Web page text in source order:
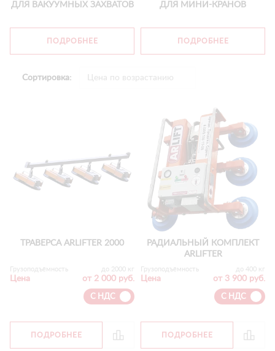
ДЛЯ ВАКУУМНЫХ ЗАХВАТОВ
ПОДРОБНЕЕ
ДЛЯ МИНИ-КРАНОВ
ПОДРОБНЕЕ
Сортировка:
ТРАВЕРСА ARLIFTER 2000
Грузоподъёмность до 2000 кг
Цена от 2 000 руб.
С НДС
ПОДРОБНЕЕ
РАДИАЛЬНЫЙ КОМПЛЕКТ
ARLIFTER
Грузоподъёмность до 400 кг
Цена от 3 900 руб.
С НДС
ПОДРОБНЕЕ